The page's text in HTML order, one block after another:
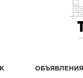
ОБЪЯВЛЕНИЯ